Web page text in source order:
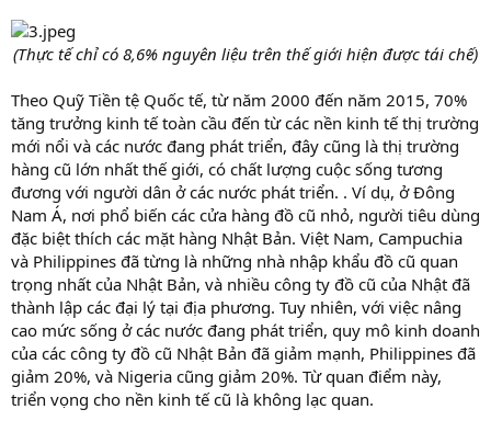
(Thực tế chỉ có 8,6% nguyên liệu trên thế giới hiện được tái chế)
Theo Quỹ Tiền tệ Quốc tế, từ năm 2000 đến năm 2015, 70%
tăng trưởng kinh tế toàn cầu đến từ các nền kinh tế thị trường
mới nổi và các nước đang phát triển, đây cũng là thị trường
hàng cũ lớn nhất thế giới, có chất lượng cuộc sống tương
đương với người dân ở các nước phát triển. . Ví dụ, ở Đông
Nam Á, nơi phổ biến các cửa hàng đồ cũ nhỏ, người tiêu dùng
đặc biệt thích các mặt hàng Nhật Bản. Việt Nam, Campuchia
và Philippines đã từng là những nhà nhập khẩu đồ cũ quan
trọng nhất của Nhật Bản, và nhiều công ty đồ cũ của Nhật đã
thành lập các đại lý tại địa phương. Tuy nhiên, với việc nâng
cao mức sống ở các nước đang phát triển, quy mô kinh doanh
của các công ty đồ cũ Nhật Bản đã giảm mạnh, Philippines đã
giảm 20%, và Nigeria cũng giảm 20%. Từ quan điểm này,
triển vọng cho nền kinh tế cũ là không lạc quan.